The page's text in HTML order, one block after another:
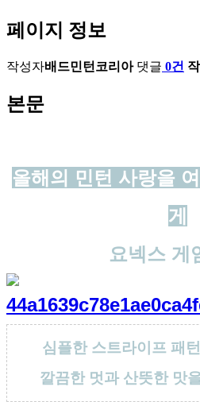
페이지 정보
작성자배드민턴코리아 댓글 0건
본문
올해의 민턴 사랑을
게
요넥스 게
심플한 스트라이프 패
깔끔한 멋과 산뜻한 맛